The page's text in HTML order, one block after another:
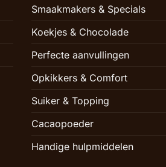
Smaakmakers & Specials
Koekjes & Chocolade
Perfecte aanvullingen
Opkikkers & Comfort
Suiker & Topping
Cacaopoeder
Handige hulpmiddelen